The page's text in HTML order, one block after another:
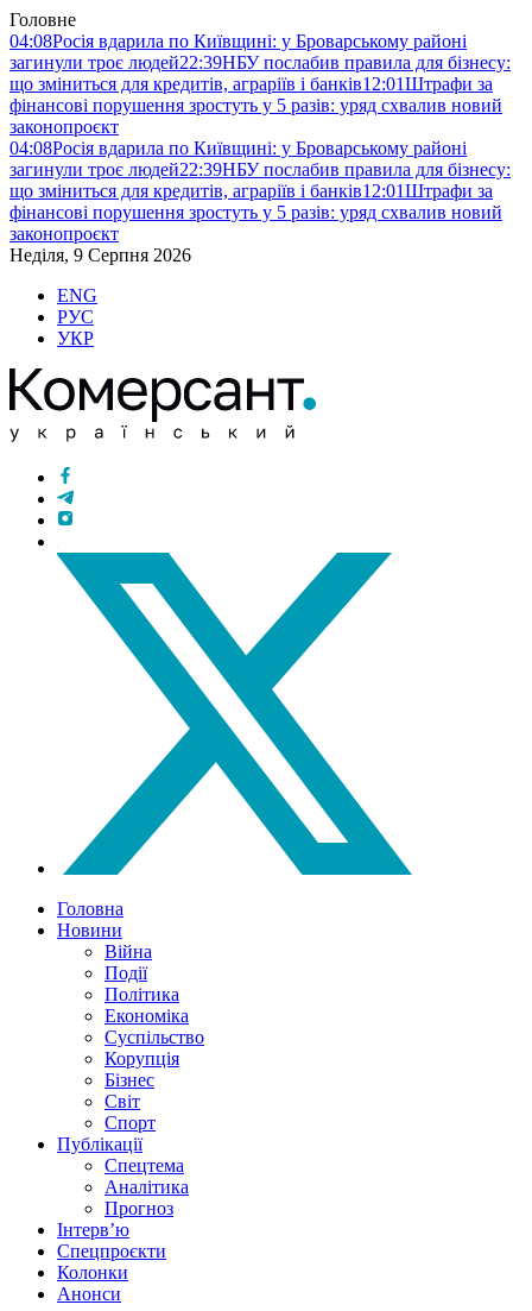
Головне
04:08Росія вдарила по Київщині: у Броварському районі
загинули троє людей22:39НБУ послабив правила для бізнесу:
що зміниться для кредитів, аграріїв і банків12:01Штрафи за
фінансові порушення зростуть у 5 разів: уряд схвалив новий
законопроєкт
04:08Росія вдарила по Київщині: у Броварському районі
загинули троє людей22:39НБУ послабив правила для бізнесу:
що зміниться для кредитів, аграріїв і банків12:01Штрафи за
фінансові порушення зростуть у 5 разів: уряд схвалив новий
законопроєкт
Неділя, 9 Серпня 2026
ENG
РУС
УКР
Головна
Новини
Війна
Події
Політика
Економіка
Суспільство
Корупція
Бізнес
Світ
Спорт
Публікації
Спецтема
Аналітика
Прогноз
Інтерв’ю
Спецпроєкти
Колонки
Анонси